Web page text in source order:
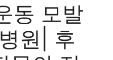
동 모발
원| 후